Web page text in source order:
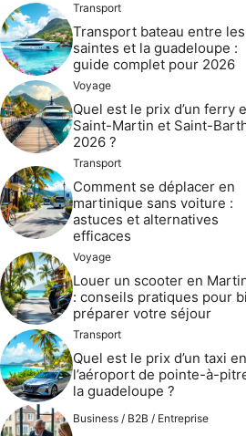
Transport
Transport bateau entre les
saintes et la guadeloupe :
guide complet pour 2026
Voyage
Quel est le prix d’un ferry
Saint-Martin et Saint-
2026 ?
Transport
Comment se déplacer en
martinique sans voiture :
astuces et alternatives
efficaces
Voyage
Louer un scooter en
: conseils pratiques pour
préparer votre séjour
Transport
Quel est le prix d’un taxi
l’aéroport de pointe-à-
la guadeloupe ?
Business / B2B / Entreprise